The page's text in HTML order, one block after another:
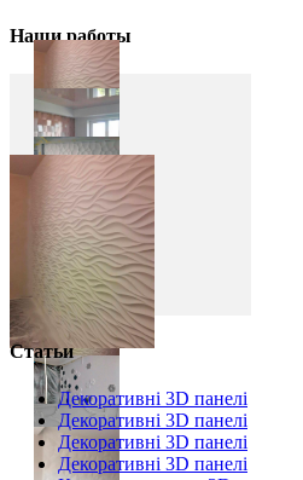
Наши работы
Статьи
Декоративні 3D панелі
Декоративні 3D панелі
Декоративні 3D панелі
Декоративні 3D панелі